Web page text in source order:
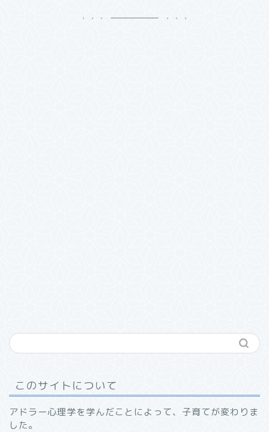
このサイトについて
アドラー心理学を学んだことによって、子育てが変わりま
した。